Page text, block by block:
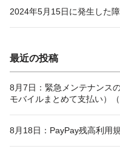
2024年5月15日に発生した
最近の投稿
8月7日：緊急メンテナンス
モバイルまとめて支払い）（
8月18日：PayPay残高利用